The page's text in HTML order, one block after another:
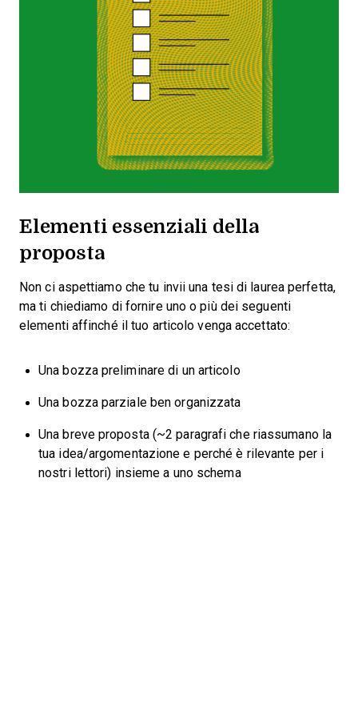
Elementi essenziali della
proposta
Non ci aspettiamo che tu invii una tesi di laurea perfetta,
ma ti chiediamo di fornire uno o più dei seguenti
elementi affinché il tuo articolo venga accettato:
Una bozza preliminare di un articolo
Una bozza parziale ben organizzata
Una breve proposta (~2 paragrafi che riassumano la
tua idea/argomentazione e perché è rilevante per i
nostri lettori) insieme a uno schema